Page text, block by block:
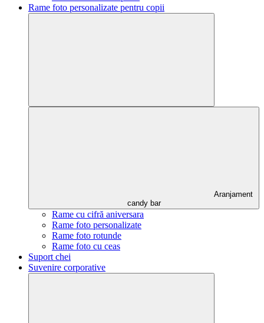
Rame foto personalizate pentru copii
Aranjament
candy bar
Rame cu cifră aniversara
Rame foto personalizate
Rame foto rotunde
Rame foto cu ceas
Suport chei
Suvenire corporative